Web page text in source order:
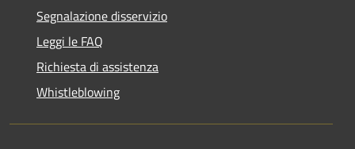
Segnalazione disservizio
Leggi le FAQ
Richiesta di assistenza
Whistleblowing